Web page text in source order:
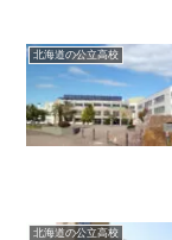
北海道の公立高校
北海道の公立高校